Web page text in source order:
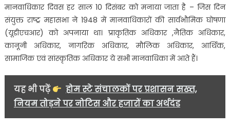
मानवाधिकार दिवस हर साल 10 दिसंबर को मनाया जाता है – जिस दिन
संयुक्त राष्ट्र महासभा ने 1948 में मानवाधिकारों की सार्वभौमिक घोषणा
(यूडीएचआर) को अपनाया था। प्राकृतिक अधिकार ,नैतिक अधिकार,
कानूनी अधिकार, नागरिक अधिकार, मौलिक अधिकार, आर्थिक,
सामाजिक एवं सांस्कृतिक अधिकार ये सभी मानवाधिका में आते हैं।
यह भी पढ़ें
होम स्टे संचालकों पर प्रशासन सख्त,
नियम तोड़ने पर नोटिस और हजारों का अर्थदंड